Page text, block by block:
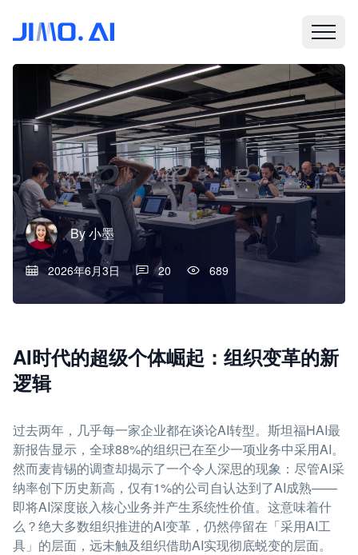
By小墨
2026年6月3日 20 689
AI时代的超级个体崛起：组织变革的新
逻辑
过去两年，几乎每一家企业都在谈论AI转型。斯坦福HAI最
新报告显示，全球88%的组织已在至少一项业务中采用AI。
然而麦肯锡的调查却揭示了一个令人深思的现象：尽管AI采
纳率创下历史新高，仅有1%的公司自认达到了AI成熟——
即将AI深度嵌入核心业务并产生系统性价值。这意味着什
么？绝大多数组织推进的AI变革，仍然停留在「采用AI工
具」的层面，远未触及组织借助AI实现彻底蜕变的层面。